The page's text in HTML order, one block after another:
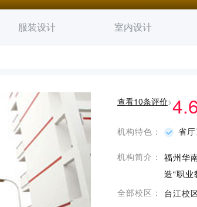
服装设计 室内设计
查看10条评价>
机构特色： 省
机构简介： 福州华
造“职
全部校区：
台江校